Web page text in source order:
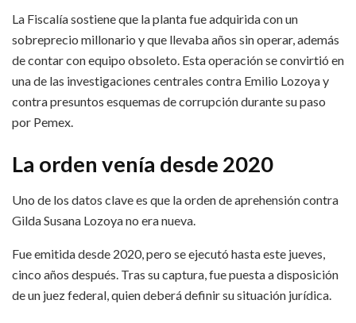
La Fiscalía sostiene que la planta fue adquirida con un
sobreprecio millonario y que llevaba años sin operar, además
de contar con equipo obsoleto. Esta operación se convirtió en
una de las investigaciones centrales contra Emilio Lozoya y
contra presuntos esquemas de corrupción durante su paso
por Pemex.
La orden venía desde 2020
Uno de los datos clave es que la orden de aprehensión contra
Gilda Susana Lozoya no era nueva.
Fue emitida desde 2020, pero se ejecutó hasta este jueves,
cinco años después. Tras su captura, fue puesta a disposición
de un juez federal, quien deberá definir su situación jurídica.